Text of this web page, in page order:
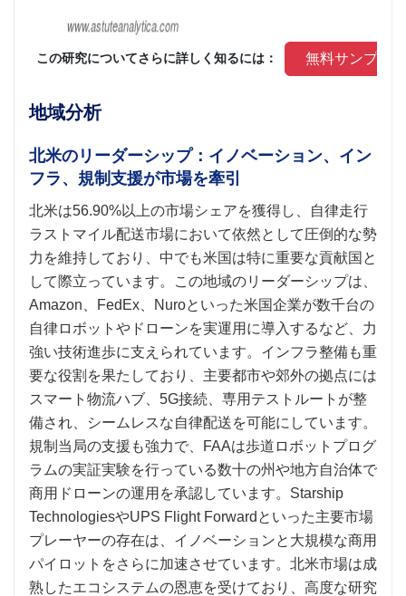
この研究についてさらに詳しく知るには： 無料サンプル
地域分析
北米のリーダーシップ：イノベーション、イン
フラ、規制支援が市場を牽引
北米は56.90%以上の市場シェアを獲得し、自律走行
ラストマイル配送市場において依然として圧倒的な勢
力を維持しており、中でも米国は特に重要な貢献国と
して際立っています。この地域のリーダーシップは、
Amazon、FedEx、Nuroといった米国企業が数千台の
自律ロボットやドローンを実運用に導入するなど、力
強い技術進歩に支えられています。インフラ整備も重
要な役割を果たしており、主要都市や郊外の拠点には
スマート物流ハブ、5G接続、専用テストルートが整
備され、シームレスな自律配送を可能にしています。
規制当局の支援も強力で、FAAは歩道ロボットプログ
ラムの実証実験を行っている数十の州や地方自治体で
商用ドローンの運用を承認しています。Starship
TechnologiesやUPS Flight Forwardといった主要市場
プレーヤーの存在は、イノベーションと大規模な商用
パイロットをさらに加速させています。北米市場は成
熟したエコシステムの恩恵を受けており、高度な研究